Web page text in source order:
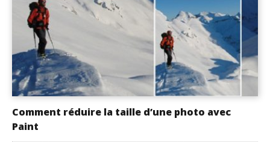
Comment réduire la taille d’une photo avec
Paint